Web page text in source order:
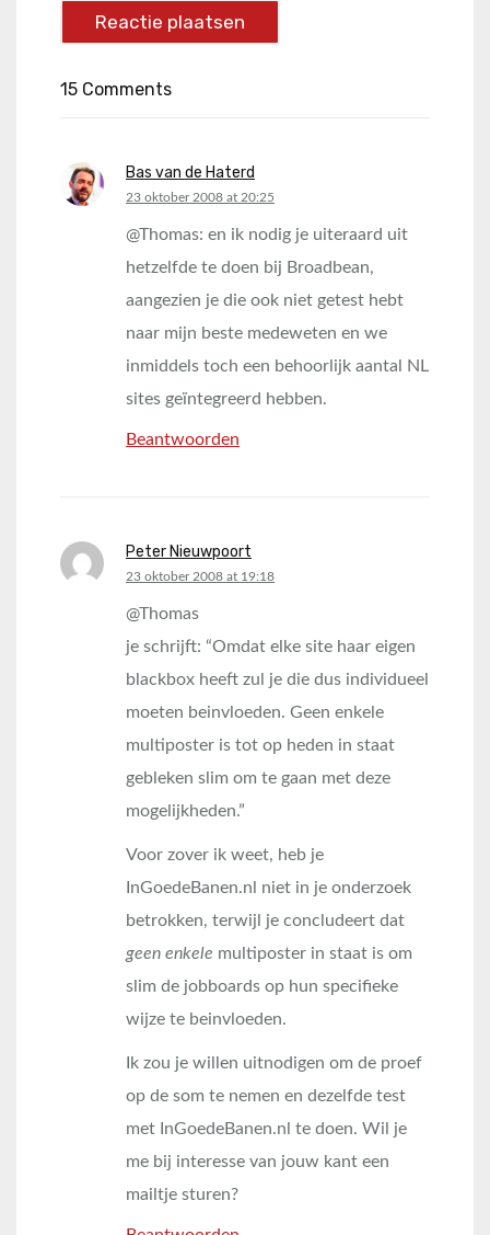
15 Comments
Bas van de Haterd
says:
23 oktober 2008 at 20:25
@Thomas: en ik nodig je uiteraard uit
hetzelfde te doen bij Broadbean,
aangezien je die ook niet getest hebt
naar mijn beste medeweten en we
inmiddels toch een behoorlijk aantal NL
sites geïntegreerd hebben.
Beantwoorden
Peter Nieuwpoort
says:
23 oktober 2008 at 19:18
@Thomas
je schrijft: “Omdat elke site haar eigen
blackbox heeft zul je die dus individueel
moeten beinvloeden. Geen enkele
multiposter is tot op heden in staat
gebleken slim om te gaan met deze
mogelijkheden.”
Voor zover ik weet, heb je
InGoedeBanen.nl niet in je onderzoek
betrokken, terwijl je concludeert dat
geen enkele multiposter in staat is om
slim de jobboards op hun specifieke
wijze te beinvloeden.
Ik zou je willen uitnodigen om de proef
op de som te nemen en dezelfde test
met InGoedeBanen.nl te doen. Wil je
me bij interesse van jouw kant een
mailtje sturen?